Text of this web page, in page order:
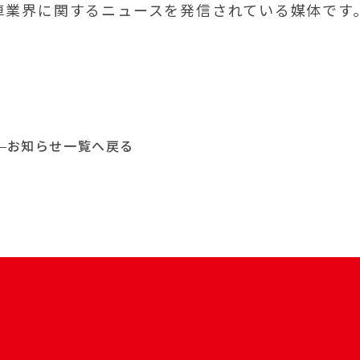
業界に関するニュースを発信されている媒体です
お知らせ一覧へ戻る